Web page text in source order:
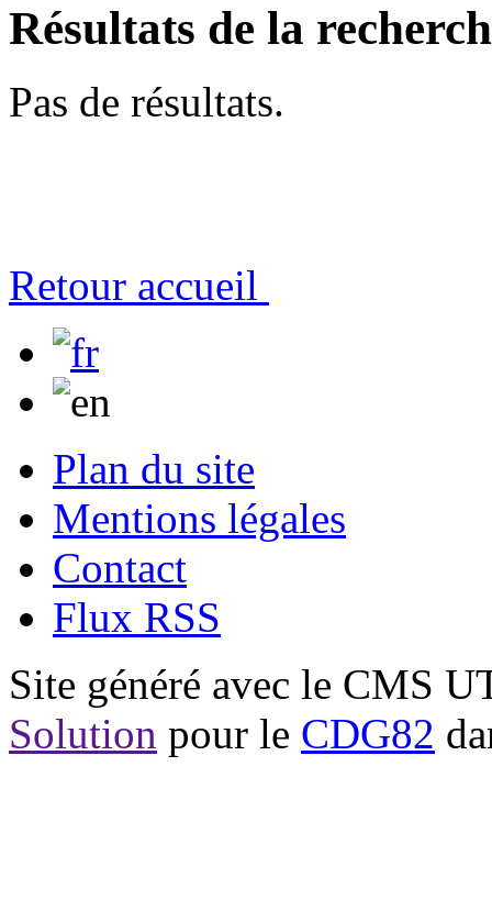
Résultats de la
Pas de résultats.
Retour accueil
Plan du site
Mentions légales
Contact
Flux RSS
Site généré avec le CMS
Solution pour le CDG82